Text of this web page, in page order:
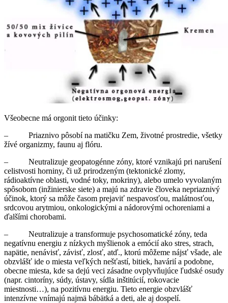
Všeobecne má orgonit tieto účinky:
– Priaznivo pôsobí na matičku Zem, životné prostredie, všetky
žívé organizmy, faunu aj flóru.
– Neutralizuje geopatogénne zóny, ktoré vznikajú pri narušení
celistvosti horniny, či už prirodzeným (tektonické zlomy,
rádioaktívne oblasti, vodné toky, mokriny), alebo umelo vyvolaným
spôsobom (inžinierske siete) a majú na zdravie človeka nepriaznivý
účinok, ktorý sa môže časom prejaviť nespavosťou, malátnosťou,
srdcovou arytmiou, onkologickými a nádorovými ochoreniami a
ďalšími chorobami.
– Neutralizuje a transformuje psychosomatické zóny, teda
negatívnu energiu z nízkych myšlienok a emócií ako stres, strach,
napätie, nenávisť, závisť, zlosť, atď., ktorú môžeme nájsť všade, ale
obzvlášť ide o miesta veľkých nešťastí, bitiek, havárií a podobne,
obecne miesta, kde sa dejú veci zásadne ovplyvňujúce ľudské osudy
(napr. cintoríny, súdy, ústavy, sídla inštitúcií, rokovacie
miestnosti…), na pozitívnu energiu. Tieto energie obzvlášť
intenzívne vnímajú najmä bábätká a deti, ale aj dospelí.